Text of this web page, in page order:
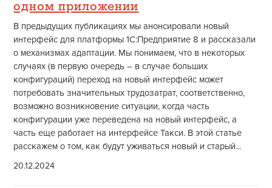
одном приложении
В предыдущих публикациях мы анонсировали новый
интерфейс для платформы 1С:Предприятие 8 и рассказали
о механизмах адаптации. Мы понимаем, что в некоторых
случаях (в первую очередь – в случае больших
конфигураций) переход на новый интерфейс может
потребовать значительных трудозатрат, соответственно,
возможно возникновение ситуации, когда часть
конфигурации уже переведена на новый интерфейс, а
часть еще работает на интерфейсе Такси. В этой статье
расскажем о том, как будут уживаться новый и старый...
20.12.2024